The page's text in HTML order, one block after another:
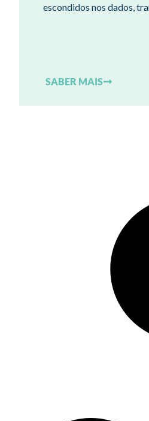
escondidos nos dados,
SABER MAIS